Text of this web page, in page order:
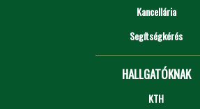
Kancellária
Segítségkérés
HALLGATÓKNAK
KTH